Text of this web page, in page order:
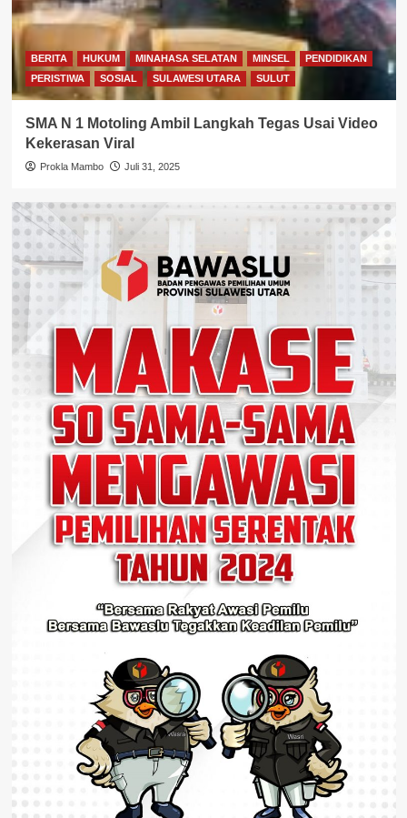
BERITA HUKUM MINAHASA SELATAN MINSEL
PENDIDIKAN
PERISTIWA
SOSIAL SULAWESI UTARA SULUT
SMA N 1 Motoling Ambil Langkah Tegas Usai Video
Kekerasan Viral
Prokla Mambo Juli 31, 2025